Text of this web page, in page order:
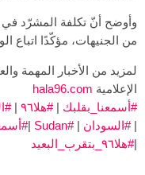
وأوضح أنّ تكلفة المشرّد في
من الجنيهات، مؤكّدًا اتباع
لمزيد من الأخبار المهمة
الإعلامية hala96.com
#أسمعنا_بقلبك |#هلا٩٦ |
|#السودان |
#Sudan
|
|#هلا٩٦_بتقرب_البعيد